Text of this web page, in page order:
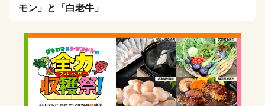
モン」と「白老牛」